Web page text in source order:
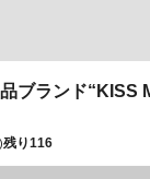
ブランド“KISS
残り116